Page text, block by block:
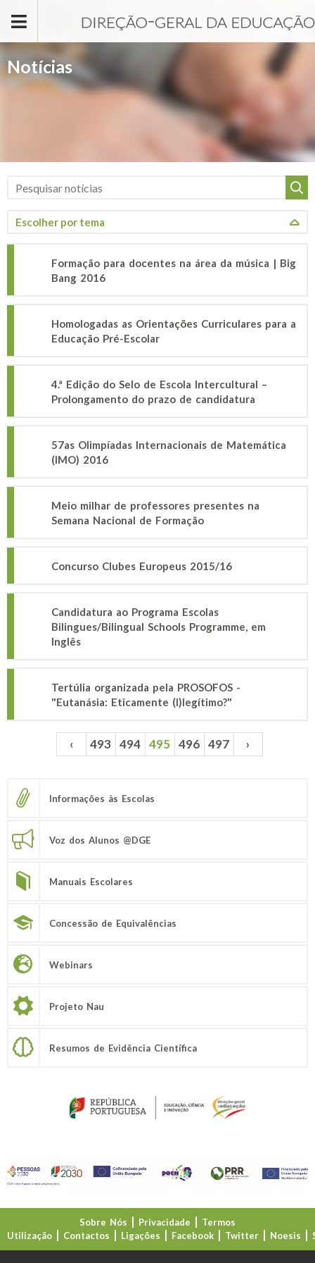
Notícias
Formação para docentes na área da música | Big
Bang 2016
Homologadas as Orientações Curriculares para a
Educação Pré-Escolar
4.ª Edição do Selo de Escola Intercultural –
Prolongamento do prazo de candidatura
57as Olimpíadas Internacionais de Matemática
(IMO) 2016
Meio milhar de professores presentes na
Semana Nacional de Formação
Concurso Clubes Europeus 2015/16
Candidatura ao Programa Escolas
Bilingues/Bilingual Schools Programme, em
Inglês
Tertúlia organizada pela PROSOFOS -
"Eutanásia: Eticamente (I)legítimo?"
Páginas ‹ 493 494 495 496 497 ›
Informações às Escolas
Voz dos Alunos @DGE
Manuais Escolares
Concessão de Equivalências
Webinars
Projeto Nau
Resumos de Evidência Científica
Sobre Nós Privacidade
Termos
Utilização
Contactos Ligações Facebook Twitter Noesis